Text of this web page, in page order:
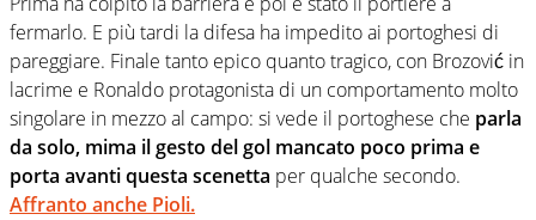
fermarlo. E più tardi la difesa ha impedito ai portoghesi di
pareggiare. Finale tanto epico quanto tragico, con Brozović in
lacrime e Ronaldo protagonista di un comportamento molto
singolare in mezzo al campo: si vede il portoghese che parla
da solo, mima il gesto del gol mancato poco prima e
porta avanti questa scenetta per qualche secondo.
Affranto anche Pioli.